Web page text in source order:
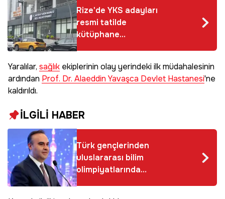
Rize'de YKS adayları
resmi tatilde
kütüphane
mağduriyeti yaşadı
Yaralılar, sağlık ekiplerinin olay yerindeki ilk müdahalesinin
ardından Prof. Dr. Alaeddin Yavaşca Devlet Hastanesi'ne
kaldırıldı.
İLGİLİ HABER
Türk gençlerinden
uluslararası bilim
olimpiyatlarında
büyük başarı! Bakan